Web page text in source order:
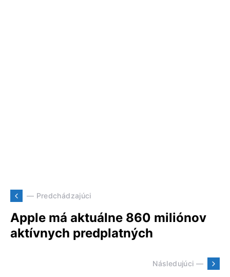
— Predchádzajúci
Apple má aktuálne 860 miliónov
aktívnych predplatných
Následujúci —